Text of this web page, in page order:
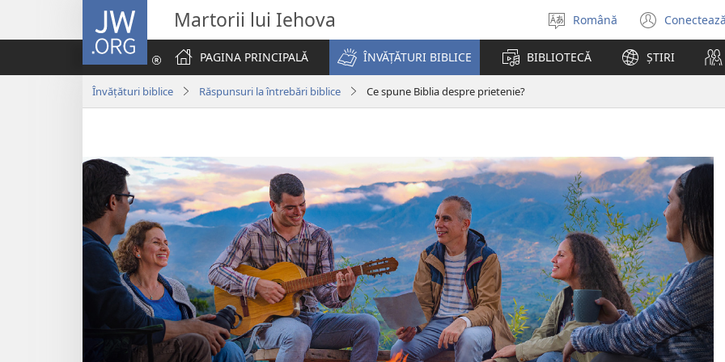
JW.ORG Martorii lui Iehova
Selectaţi
limba
Română
(se
PAGINA PRINCIPALĂ
ÎNVĂȚĂTURI BIBLICE BIBLIOTECĂ ȘTIRI
Învățături biblice Răspunsuri la întrebări biblice Ce spune Biblia despre prietenie?